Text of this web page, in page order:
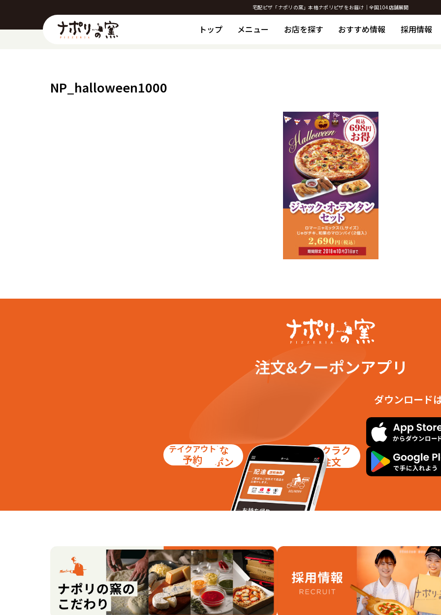
宅配ピザ「ナポリの窯」本格ナポリピザをお届け｜全国104店舗展開
トップ メニュー お店を探す おすすめ情報 採用情報
NP_halloween1000
注文&クーポンアプリ
お得な
クーポン
テイクアウト
予約
ラクラク
注文
ダウンロード